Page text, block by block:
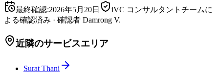
最終確認:2026年5月20日
iVC コンサルタントチームに
よる確認済み · 確認者 Damrong V.
近隣のサービスエリア
Surat Thani